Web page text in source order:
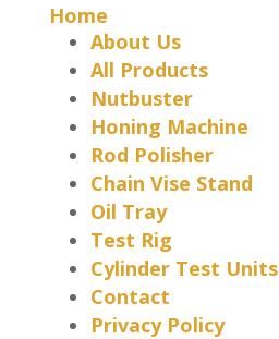
Home
About Us
All Products
Nutbuster
Honing Machine
Rod Polisher
Chain Vise Stand
Oil Tray
Test Rig
Cylinder Test Units
Contact
Privacy Policy